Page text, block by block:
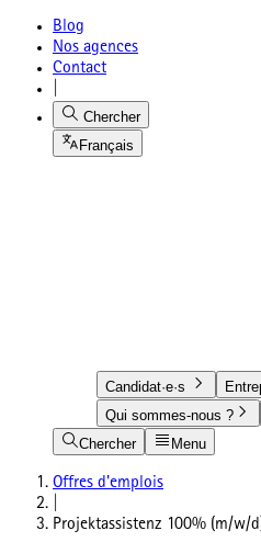
Blog
Nos agences
Contact
Chercher
Français
Candidat·e·s
Qui sommes-nous ?
Chercher
Menu
Offres d'emplois
Projektassistenz 100% (m/w/